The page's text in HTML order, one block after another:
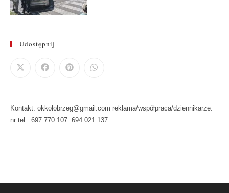
Udostępnij
Kontakt: okkolobrzeg@gmail.com reklama/współpraca/dziennikarze:
nr tel.: 697 770 107: 694 021 137